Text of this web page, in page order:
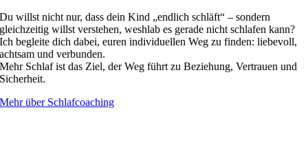
Du willst nicht nur, dass dein Kind „endlich schläft“ – sondern
gleichzeitig willst verstehen, weshlab es gerade nicht schlafen kann?
Ich begleite dich dabei, euren individuellen Weg zu finden: liebevoll,
achtsam und verbunden.
Mehr Schlaf ist das Ziel, der Weg führt zu Beziehung, Vertrauen und
Sicherheit.
Mehr über Schlafcoaching